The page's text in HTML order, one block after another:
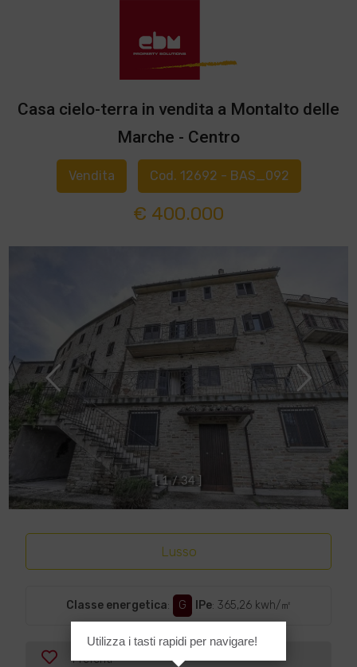
Casa cielo-terra in vendita a Montalto delle
Marche - Centro
Vendita Cod. 12692 - BAS_092
€ 400.000
[ 1 / 34
Lusso
Classe energetica: G IPe: 365,26 kwh/㎡
Preferiti
Utilizza i tasti rapidi per navigare!